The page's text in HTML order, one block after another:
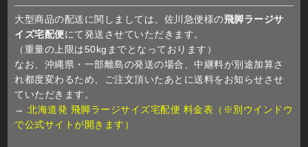
大型商品の配送に関しましては、佐川急便様の飛脚ラージサ
イズ宅配便にて発送させていただきます。
（重量の上限は50kgまでとなっております）
なお、沖縄県・一部離島の発送の場合、中継料が別途加算さ
れ都度変わるため、ご注文頂いたあとに送料をお知らせさせ
ていただきます。
→北海道発 飛脚ラージサイズ宅配便 料金表（※別ウインドウ
で公式サイトが開きます）